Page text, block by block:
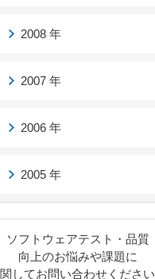
2008 年
2007 年
2006 年
2005 年
ソフトウェアテスト・品質
向上のお悩みや課題に
関してお問い合わせください